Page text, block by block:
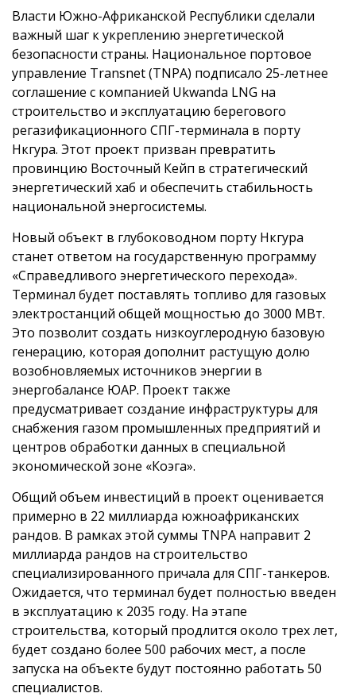
Власти Южно-Африканской Республики сделали
важный шаг к укреплению энергетической
безопасности страны. Национальное портовое
управление Transnet (TNPA) подписало 25-летнее
соглашение с компанией Ukwanda LNG на
строительство и эксплуатацию берегового
регазификационного СПГ-терминала в порту
Нкгура. Этот проект призван превратить
провинцию Восточный Кейп в стратегический
энергетический хаб и обеспечить стабильность
национальной энергосистемы.
Новый объект в глубоководном порту Нкгура
станет ответом на государственную программу
«Справедливого энергетического перехода».
Терминал будет поставлять топливо для газовых
электростанций общей мощностью до 3000 МВт.
Это позволит создать низкоуглеродную базовую
генерацию, которая дополнит растущую долю
возобновляемых источников энергии в
энергобалансе ЮАР. Проект также
предусматривает создание инфраструктуры для
снабжения газом промышленных предприятий и
центров обработки данных в специальной
экономической зоне «Коэга».
Общий объем инвестиций в проект оценивается
примерно в 22 миллиарда южноафриканских
рандов. В рамках этой суммы TNPA направит 2
миллиарда рандов на строительство
специализированного причала для СПГ-танкеров.
Ожидается, что терминал будет полностью введен
в эксплуатацию к 2035 году. На этапе
строительства, который продлится около трех лет,
будет создано более 500 рабочих мест, а после
запуска на объекте будут постоянно работать 50
специалистов.